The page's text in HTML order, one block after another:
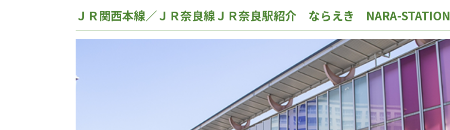
ＪＲ関西本線／ＪＲ奈良線ＪＲ奈良駅紹介 ならえき NARA-STATION